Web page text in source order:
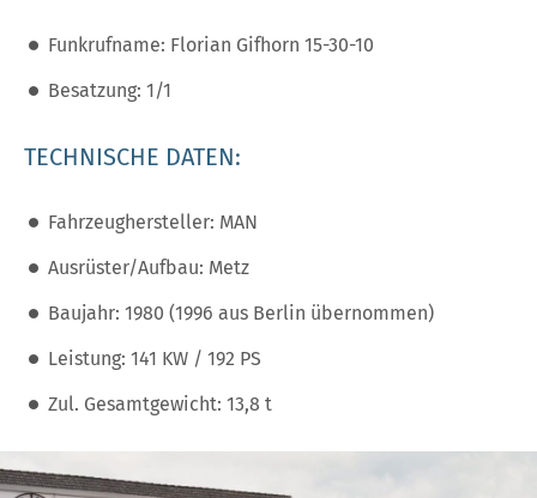
Funkrufname: Florian Gifhorn 15-30-10
Besatzung: 1/1
TECHNISCHE DATEN:
Fahrzeughersteller: MAN
Ausrüster/Aufbau: Metz
Baujahr: 1980 (1996 aus Berlin übernommen)
Leistung: 141 KW / 192 PS
Zul. Gesamtgewicht: 13,8 t